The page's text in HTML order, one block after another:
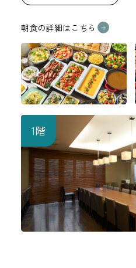
朝食の詳細はこちら
1階